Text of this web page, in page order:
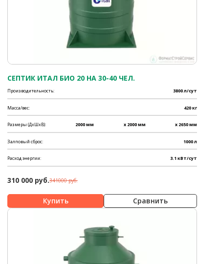
СЕПТИК ИТАЛ БИО 20 НА 30-40 ЧЕЛ.
Производительность: 3800 л/сут
Масса/вес: 420 кг
Размеры (ДхШхВ): 2000 мм x 2000 мм x 2650 мм
Залповый сброс: 1000 л
Расход энергии: 3.1 кВт/сут
310 000 руб.341000 руб.
Сравнить